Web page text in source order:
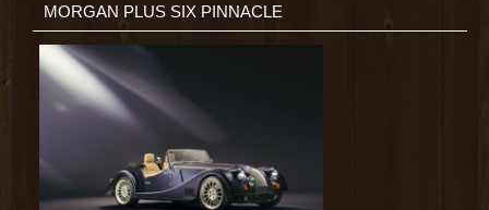
MORGAN PLUS SIX PINNACLE